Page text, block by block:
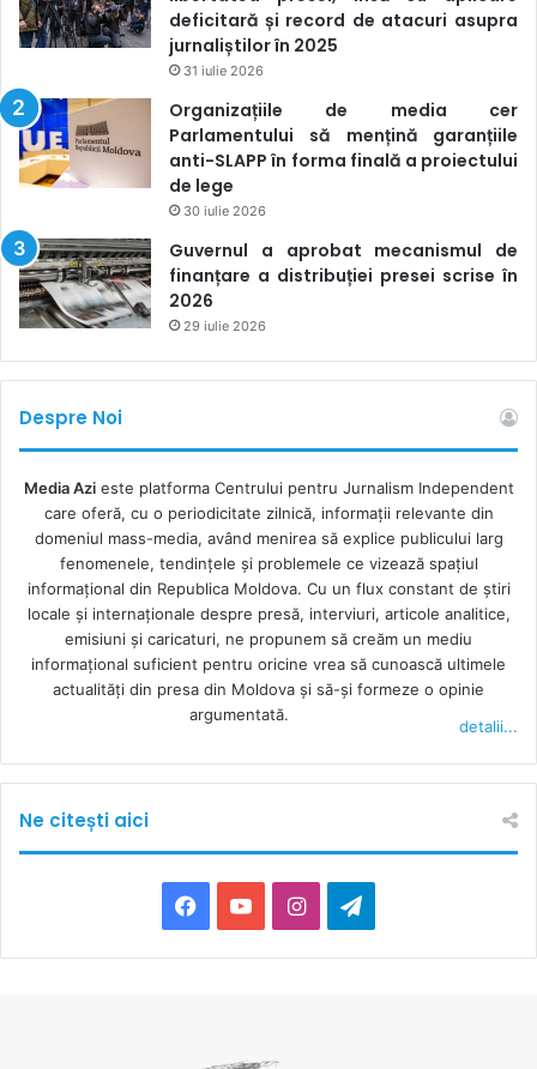
deficitară și record de atacuri asupra
jurnaliștilor în 2025
31 iulie 2026
Organizațiile de media cer
Parlamentului să mențină garanțiile
anti-SLAPP în forma finală a proiectului
de lege
30 iulie 2026
Guvernul a aprobat mecanismul de
finanțare a distribuției presei scrise în
2026
29 iulie 2026
Despre Noi
Media Azieste platforma Centrului pentru Jurnalism Independent
care oferă, cu o periodicitate zilnică, informații relevante din
domeniul mass-media, având menirea să explice publicului larg
fenomenele, tendințele și problemele ce vizează spațiul
informațional din Republica Moldova. Cu un flux constant de ştiri
locale şi internaţionale despre presă, interviuri, articole analitice,
emisiuni și caricaturi, ne propunem să creăm un mediu
informaţional suficient pentru oricine vrea să cunoască ultimele
actualităţi din presa din Moldova şi să-şi formeze o opinie
argumentată.
detalii...
Ne citești aici
a
o
I
n
e